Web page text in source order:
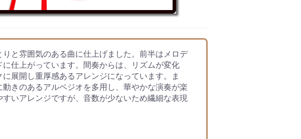
と雰囲気のある曲に仕上げました。前半はメロデ
仕上がっています。間奏からは、リズムが変化
展開し重厚感あるアレンジになっています。ま
きのあるアルペジオを多用し、華やかな演奏が楽
いアレンジですが、音数が少ないため繊細な表現